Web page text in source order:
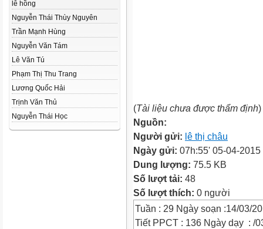
lê hồng
Nguyễn Thái Thùy Nguyên
Trần Mạnh Hùng
Nguyễn Văn Tám
Lê Văn Tú
Phạm Thị Thu Trang
Lương Quốc Hải
Trịnh Văn Thủ
Nguyễn Thái Học
(Tài liệu chưa được thẩm định)
Nguồn:
Người gửi: lê thị châu
Ngày gửi: 07h:55' 05-04-2015
Dung lượng: 75.5 KB
Số lượt tải: 48
Số lượt thích: 0 người
Tuần : 29 Ngày soạn :14/03/
Tiết PPCT : 136 Ngày dạy : /